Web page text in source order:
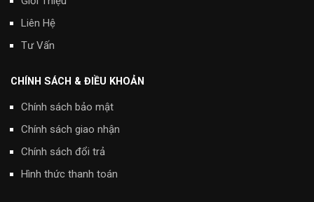
Liên Hệ
Tư Vấn
CHÍNH SÁCH & ĐIỀU KHOẢN
Chính sách bảo mật
Chính sách giao nhận
Chính sách đổi trả
Hình thức thanh toán